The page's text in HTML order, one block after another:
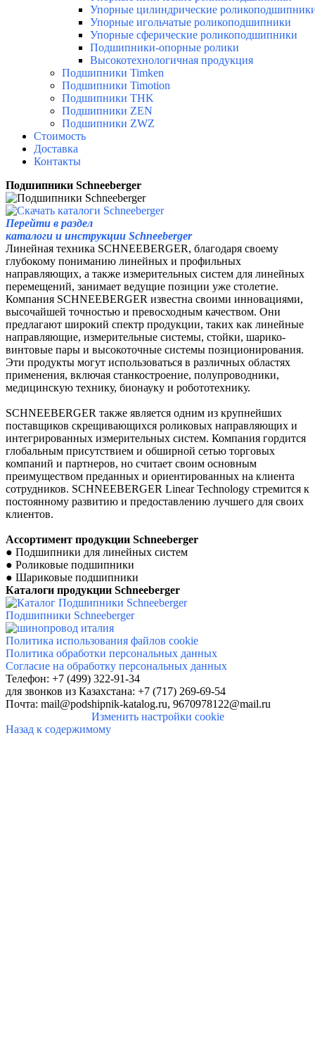
Упорные цилиндрические
Упорные игольчатые роликоподшипники
Упорные сферические роликоподшипники
Подшипники-опорные ролики
Высокотехнологичная продукция
Подшипники Timken
Подшипники Timotion
Подшипники THK
Подшипники ZEN
Подшипники ZWZ
Стоимость
Доставка
Контакты
Подшипники Schneeberger
Перейти в раздел
каталоги и инструкции Schneeberger
Линейная техника SCHNEEBERGER, благодаря своему
глубокому пониманию линейных и профильных
направляющих, а также измерительных систем для линейных
перемещений, занимает ведущие позиции уже столетие.
Компания SCHNEEBERGER известна своими инновациями,
высочайшей точностью и превосходным качеством. Они
предлагают широкий спектр продукции, таких как линейные
направляющие, измерительные системы, стойки, шарико-
винтовые пары и высокоточные системы позиционирования.
Эти продукты могут использоваться в различных областях
применения, включая станкостроение, полупроводники,
медицинскую технику, бионауку и робототехнику.
SCHNEEBERGER также является одним из крупнейших
поставщиков скрещивающихся роликовых направляющих и
интегрированных измерительных систем. Компания гордится
глобальным присутствием и обширной сетью торговых
компаний и партнеров, но считает своим основным
преимуществом преданных и ориентированных на клиента
сотрудников. SCHNEEBERGER Linear Technology стремится к
постоянному развитию и предоставлению лучшего для своих
клиентов.
Ассортимент продукции Schneeberger
● Подшипники для линейных систем
● Роликовые подшипники
● Шариковые подшипники
Каталоги продукции Schneeberger
Подшипники Schneeberger
Политика использования файлов cookie
Политика обработки персональных данных
Согласие на обработку персональных данных
Телефон: +7 (499) 322-91-34
для звонков из Казахстана: +7 (717) 269-69-54
Почта: mail@podshipnik-katalog.ru, 9670978122@mail.ru
Изменить настройки cookie
Назад к содержимому